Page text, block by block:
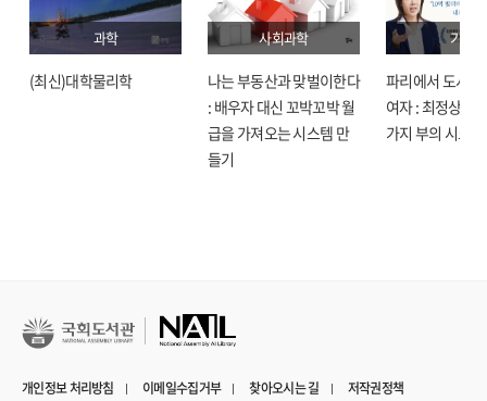
과학
(최신)대학물리학
사회과학
나는 부동산과 맞벌이한다
: 배우자 대신 꼬박꼬박 월
급을 가져오는 시스템 만
들기
기술
파리에서 도시락
여자 : 최정상으
가지 부의 시크릿
개인정보 처리방침 이메일수집거부 찾아오시는 길 저작권정책